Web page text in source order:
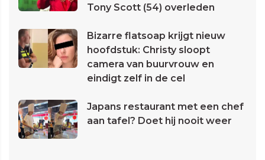
Tony Scott (54) overleden
Bizarre flatsoap krijgt nieuw
hoofdstuk: Christy sloopt
camera van buurvrouw en
eindigt zelf in de cel
Japans restaurant met een chef
aan tafel? Doet hij nooit weer